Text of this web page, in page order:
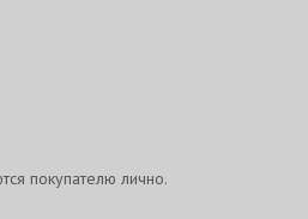
покупателю лично.